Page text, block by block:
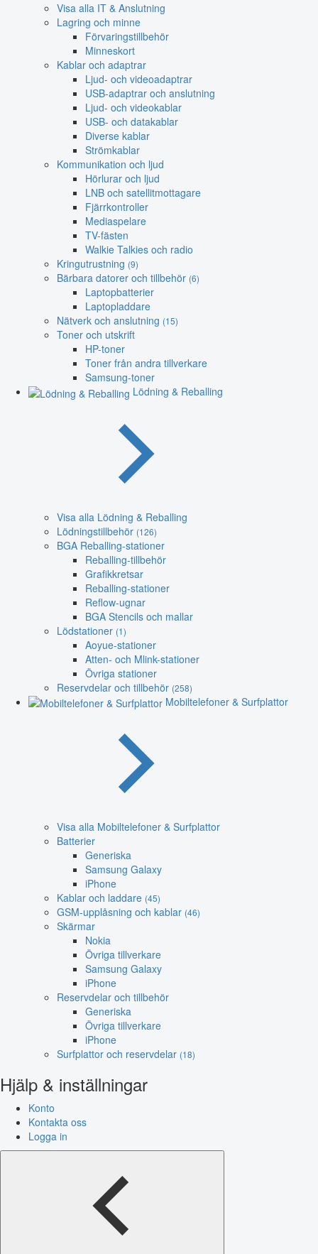
Visa alla IT & Anslutning
Lagring och minne
Förvaringstillbehör
Minneskort
Kablar och adaptrar
Ljud- och videoadaptrar
USB-adaptrar och anslutning
Ljud- och videokablar
USB- och datakablar
Diverse kablar
Strömkablar
Kommunikation och ljud
Hörlurar och ljud
LNB och satellitmottagare
Fjärrkontroller
Mediaspelare
TV-fästen
Walkie Talkies och radio
Kringutrustning (9)
Bärbara datorer och tillbehör (6)
Laptopbatterier
Laptopladdare
Nätverk och anslutning (15)
Toner och utskrift
HP-toner
Toner från andra tillverkare
Samsung-toner
Lödning & Reballing
Visa alla Lödning & Reballing
Lödningstillbehör (126)
BGA Reballing-stationer
Reballing-tillbehör
Grafikkretsar
Reballing-stationer
Reflow-ugnar
BGA Stencils och mallar
Lödstationer (1)
Aoyue-stationer
Atten- och Mlink-stationer
Övriga stationer
Reservdelar och tillbehör (258)
Mobiltelefoner & Surfplattor
Visa alla Mobiltelefoner & Surfplattor
Batterier
Generiska
Samsung Galaxy
iPhone
Kablar och laddare (45)
GSM-upplåsning och kablar (46)
Skärmar
Nokia
Övriga tillverkare
Samsung Galaxy
iPhone
Reservdelar och tillbehör
Generiska
Övriga tillverkare
iPhone
Surfplattor och reservdelar (18)
Hjälp & inställningar
Konto
Kontakta oss
Logga in